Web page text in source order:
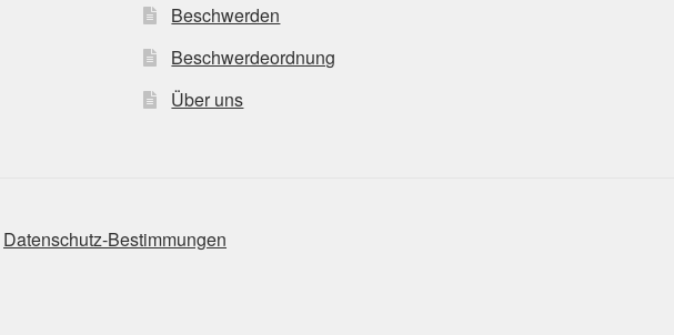
Beschwerden
Beschwerdeordnung
Über uns
Datenschutz-Bestimmungen